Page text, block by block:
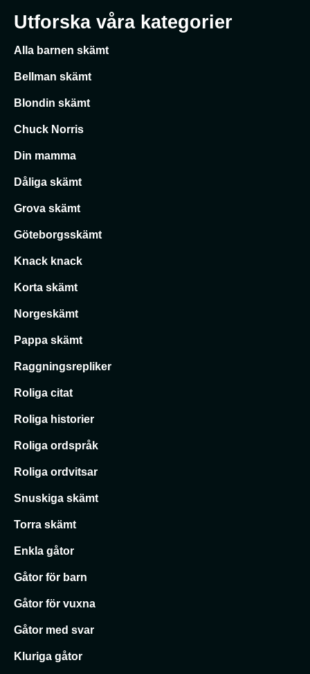
Utforska våra kategorier
Alla barnen skämt
Bellman skämt
Blondin skämt
Chuck Norris
Din mamma
Dåliga skämt
Grova skämt
Göteborgsskämt
Knack knack
Korta skämt
Norgeskämt
Pappa skämt
Raggningsrepliker
Roliga citat
Roliga historier
Roliga ordspråk
Roliga ordvitsar
Snuskiga skämt
Torra skämt
Enkla gåtor
Gåtor för barn
Gåtor för vuxna
Gåtor med svar
Kluriga gåtor